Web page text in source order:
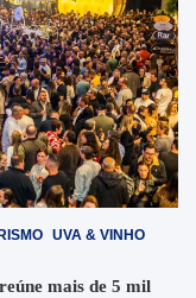
UVA & VINHO
mais de 5 mil